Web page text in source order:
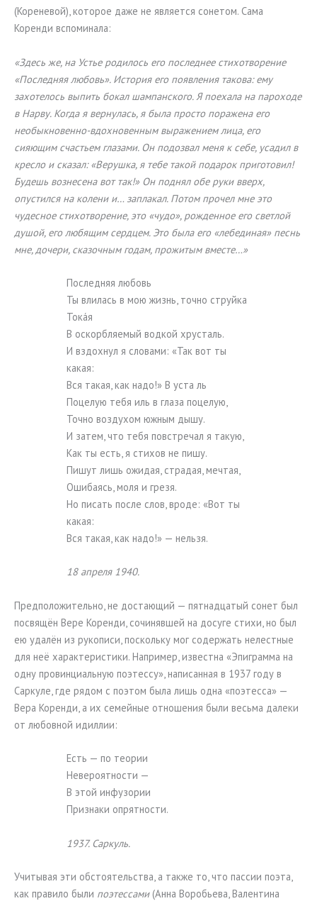
(Кореневой), которое даже не является сонетом. Сама
Коренди вспоминала:
«Здесь же, на Устье родилось его последнее стихотворение
«Последняя любовь». История его появления такова: ему
захотелось выпить бокал шампанского. Я поехала на пароходе
в Нарву. Когда я вернулась, я была просто поражена его
необыкновенно-вдохновенным выражением лица, его
сияющим счастьем глазами. Он подозвал меня к себе, усадил в
кресло и сказал: «Верушка, я тебе такой подарок приготовил!
Будешь вознесена вот так!» Он поднял обе руки вверх,
опустился на колени и… заплакал. Потом прочел мне это
чудесное стихотворение, это «чудо», рожденное его светлой
душой, его любящим сердцем. Это была его «лебединая» песнь
мне, дочери, сказочным годам, прожитым вместе…»
Последняя любовь
Ты влилась в мою жизнь, точно струйка
Токáя
В оскорбляемый водкой хрусталь.
И вздохнул я словами: «Так вот ты
какая:
Вся такая, как надо!» В уста ль
Поцелую тебя иль в глаза поцелую,
Точно воздухом южным дышу.
И затем, что тебя повстречал я такую,
Как ты есть, я стихов не пишу.
Пишут лишь ожидая, страдая, мечтая,
Ошибаясь, моля и грезя.
Но писать после слов, вроде: «Вот ты
какая:
Вся такая, как надо!» — нельзя.
18 апреля 1940.
Предположительно, не достающий — пятнадцатый сонет был
посвящён Вере Коренди, сочинявшей на досуге стихи, но был
ею удалён из рукописи, поскольку мог содержать нелестные
для неё характеристики. Например, известна «Эпиграмма на
одну провинциальную поэтессу», написанная в 1937 году в
Саркуле, где рядом с поэтом была лишь одна «поэтесса» —
Вера Коренди, а их семейные отношения были весьма далеки
от любовной идиллии:
Есть — по теории
Невероятности —
В этой инфузории
Признаки опрятности.
1937. Саркуль.
Учитывая эти обстоятельства, а также то, что пассии поэта,
как правило были поэтессами(Анна Воробьева, Валентина